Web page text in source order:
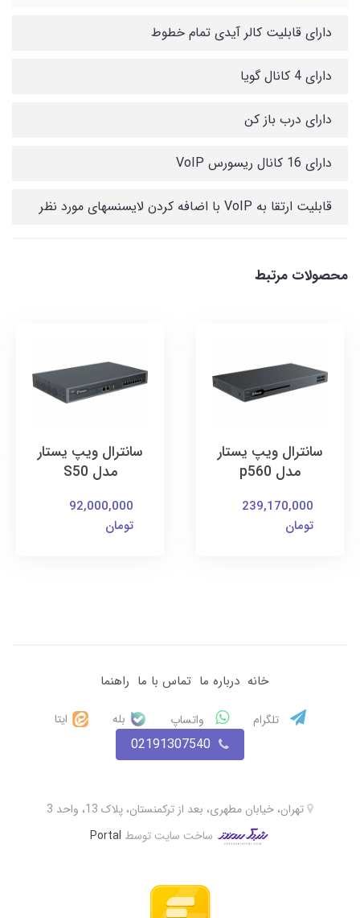
دارای قابلیت کالر آیدی تمام خطوط
دارای 4 کانال گویا
دارای درب باز کن
دارای 16 کانال ریسورس VoIP
قابلیت ارتقا به VoIP با اضافه کردن لایسنسهای مورد نظر
محصولات مرتبط
سانترال ویپ یستار
مدل p560
239,170,000
تومان
سانترال ویپ یستار
مدل S50
92,000,000
تومان
خانه درباره ما تماس با ما راهنما
تلگرام واتساپ بله ایتا
02191307540
ساخت سایت توسط Portal
تهران، خیابان مطهری، بعد از ترکمنستان، پلاک 13، واحد 3